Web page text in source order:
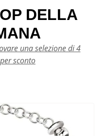
DELLA
una selezione di 4
sconto